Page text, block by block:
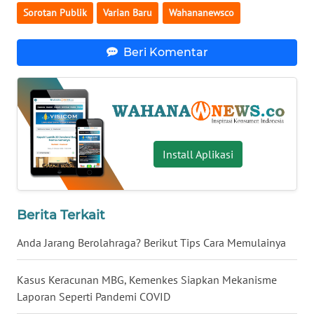
Sorotan Publik Varian Baru Wahananewsco
Beri Komentar
Install Aplikasi
Berita Terkait
Anda Jarang Berolahraga? Berikut Tips Cara Memulainya
Kasus Keracunan MBG, Kemenkes Siapkan Mekanisme
Laporan Seperti Pandemi COVID
WN
SERAMBI
WN
JAMBI
WN
SULTRA
WN
NTB
SULTENG
WN
SULBAR